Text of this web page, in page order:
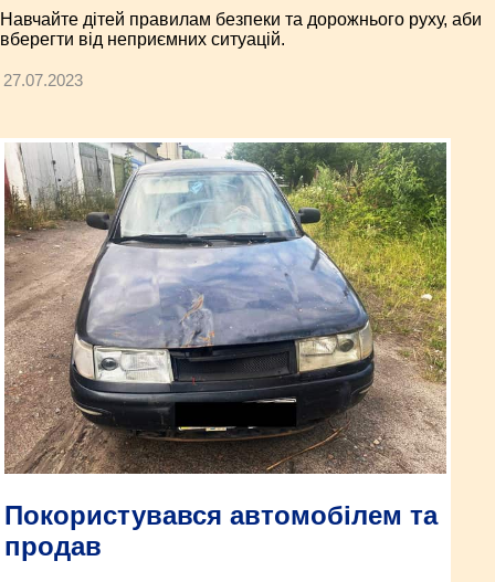
Навчайте дітей правилам безпеки та дорожнього руху, аби
вберегти від неприємних ситуацій.
27.07.2023
Покористувався автомобілем та
продав